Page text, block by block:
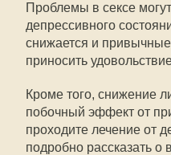
Проблемы в сексе
депрессивного
снижается и
приносить
Кроме того, снижение
побочный эффект от
проходите лечение от
подробно рассказать